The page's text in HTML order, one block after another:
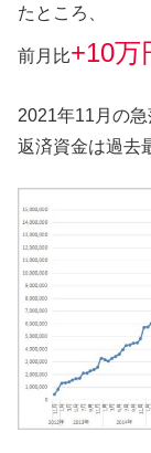
たところ、
前月比+10万
2021年11月の
返済資金は過去